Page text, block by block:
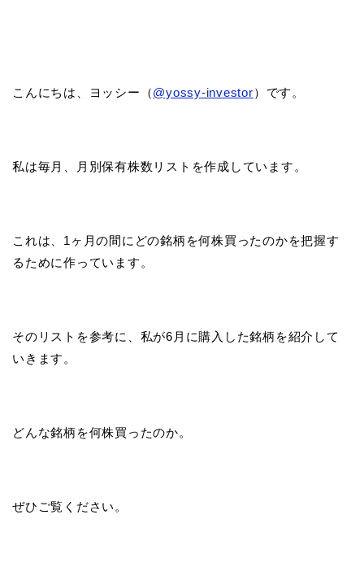
こんにちは、ヨッシー（@yossy-investor）です。
私は毎月、月別保有株数リストを作成しています。
これは、1ヶ月の間にどの銘柄を何株買ったのかを把握す
るために作っています。
そのリストを参考に、私が6月に購入した銘柄を紹介して
いきます。
どんな銘柄を何株買ったのか。
ぜひご覧ください。